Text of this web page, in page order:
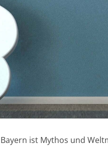
ist Mythos und